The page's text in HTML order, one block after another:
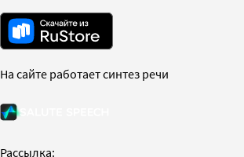
На сайте работает синтез речи
Рассылка: